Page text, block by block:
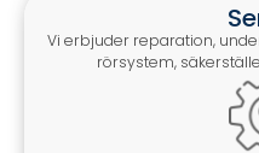
Vi erbjuder reparation,
rörsystem,